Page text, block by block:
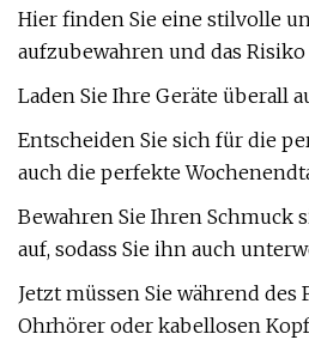
Hier finden Sie eine stilvolle
aufzubewahren und das
Laden Sie Ihre Geräte überall
Entscheiden Sie sich für die
auch die perfekte
Bewahren Sie Ihren
auf, sodass Sie ihn auch
Jetzt müssen Sie während
Ohrhörer oder kabellosen